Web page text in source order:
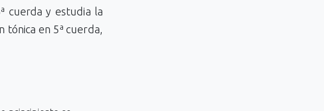
cuerda y estudia la
tónica en 5ª cuerda,